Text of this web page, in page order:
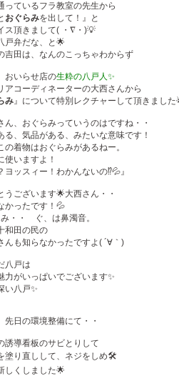
っているフラ教室の先生から
おぐらみを出して！』と
ス頂きまして( ・∇・)💡
戸弁だな、と🌟
吉田は、なんのこっちゃわからず
おいらせ店の生粋の八戸人✨
アコーディネーターの大西さんから
み』について特別レクチャーして頂きました
ん、おぐらみっていうのはですね・・
る、気品がある、みたいな意味です！
の着物はおぐらみがあるねー。
使いますよ！
ヨッスィー！わかんないの⁉️💦』
うございます🌟大西さん・・
かったです！💦
・・ ぐ、は鼻濁音。
和田の民の
んも知らなかったですよ( ´∀｀)
八戸は
力がいっぱいでございます✨
い八戸✨
先日の環境整備にて・・
誘導看板のサビとりして
塗り直しして、ネジをしめ🛠
しくしました🌟